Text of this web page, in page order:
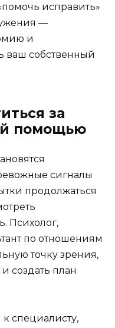
исправить»
—
и
ваш собственный
за
помощью
сигналы
продолжаться
Психолог,
по отношениям
точку зрения,
создать план
к специалисту,